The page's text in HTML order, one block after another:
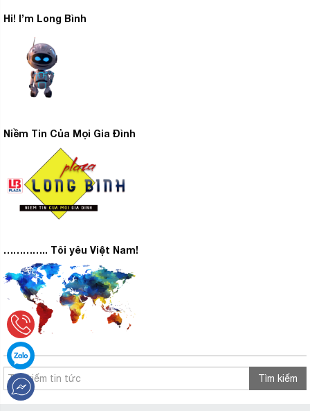
Hi! I’m Long Bình
Niềm Tin Của Mọi Gia Đình
………….. Tôi yêu Việt Nam!
Tìm kiếm